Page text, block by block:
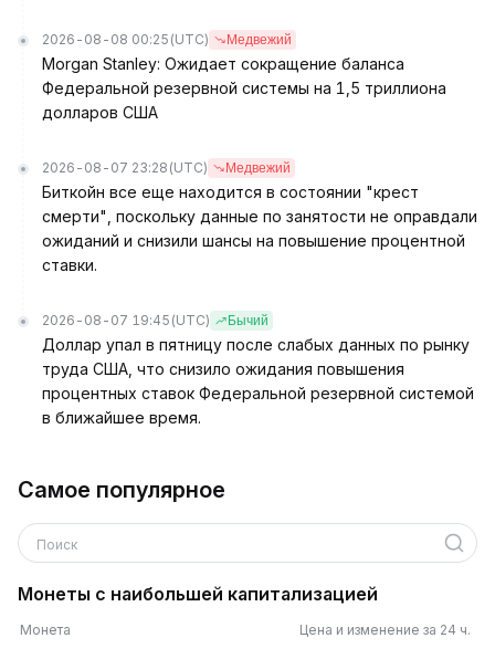
2026-08-08 00:25 (UTC) Медвежий
Morgan Stanley: Ожидает сокращение баланса
Федеральной резервной системы на 1,5 триллиона
долларов США
2026-08-07 23:28 (UTC) Медвежий
Биткойн все еще находится в состоянии "крест
смерти", поскольку данные по занятости не оправдали
ожиданий и снизили шансы на повышение процентной
ставки.
2026-08-07 19:45 (UTC) Бычий
Доллар упал в пятницу после слабых данных по рынку
труда США, что снизило ожидания повышения
процентных ставок Федеральной резервной системой
в ближайшее время.
Самое популярное
Поиск
Монеты с наибольшей капитализацией
Монета Цена и изменение за 24 ч.